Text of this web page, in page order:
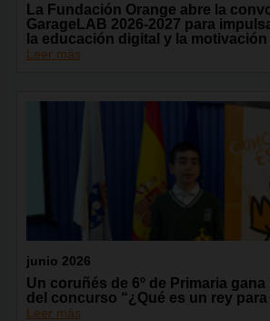
La Fundación Orange abre la
GarageLAB 2026-2027 para
la educación digital y la
Leer más
junio 2026
Un coruñés de 6º de Primaria gana
del concurso “¿Qué es un rey para
Leer más